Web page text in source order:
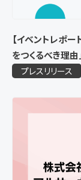
【イベントレポ
をつくるべき理
プレスリリース